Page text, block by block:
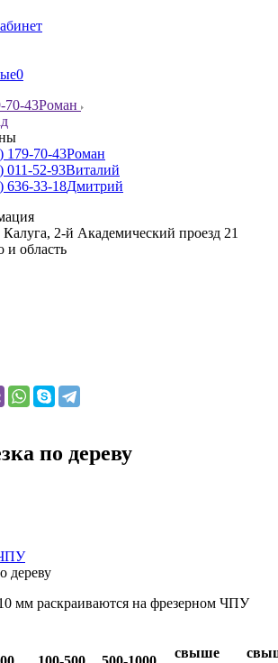
0
70-43Роман
179-70-43Роман
011-52-93Виталий
636-33-18Дмитрий
Калуга, 2-й Академический проезд 21
и область
по дереву
ЧПУ
дереву
мм раскраиваются на фрезерном ЧПУ
свыше